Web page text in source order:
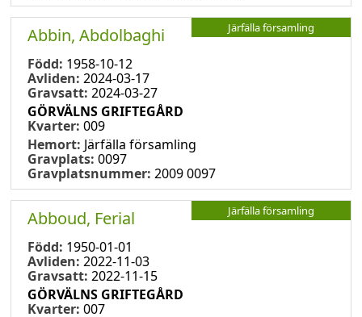
Järfälla församling
Abbin, Abdolbaghi
Född: 1958-10-12
Avliden: 2024-03-17
Gravsatt: 2024-03-27
GÖRVÄLNS GRIFTEGÅRD
Kvarter: 009
Hemort: Järfälla församling
Gravplats: 0097
Gravplatsnummer: 2009 0097
Järfälla församling
Abboud, Ferial
Född: 1950-01-01
Avliden: 2022-11-03
Gravsatt: 2022-11-15
GÖRVÄLNS GRIFTEGÅRD
Kvarter: 007